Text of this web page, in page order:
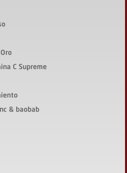
C Supreme
& baobab